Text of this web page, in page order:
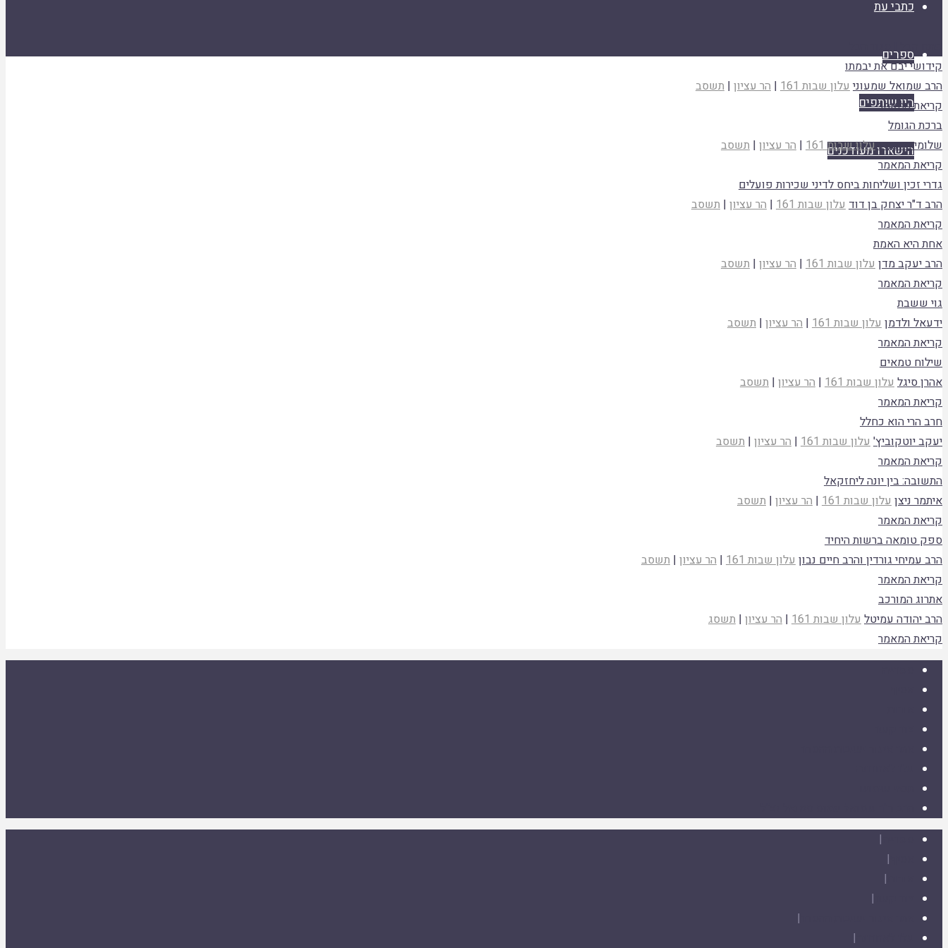
כתבי עת
ספרים
היו שותפים
הישארו מעודכנים
קידושי יבם את יבמתו
הרב שמואל שמעוניעלון שבות 161 | הר עציון | תשסב
קריאת המאמר
ברכת הגומל
שלומי רוזנברגעלון שבות 161 | הר עציון | תשסב
קריאת המאמר
גדרי זכין ושליחות ביחס לדיני שכירות פועלים
הרב ד"ר יצחק בן דודעלון שבות 161 | הר עציון | תשסב
קריאת המאמר
אחת היא האמת
הרב יעקב מדןעלון שבות 161 | הר עציון | תשסב
קריאת המאמר
גוי ששבת
ידעאל ולדמןעלון שבות 161 | הר עציון | תשסב
קריאת המאמר
שילוח טמאים
אהרן סיגלעלון שבות 161 | הר עציון | תשסב
קריאת המאמר
חרב הרי הוא כחלל
יעקב יוטקוביץ'עלון שבות 161 | הר עציון | תשסב
קריאת המאמר
התשובה: בין יונה ליחזקאל
איתמר ניצןעלון שבות 161 | הר עציון | תשסב
קריאת המאמר
ספק טומאה ברשות היחיד
הרב עמיחי גורדין והרב חיים נבוןעלון שבות 161 | הר עציון | תשסב
קריאת המאמר
אתרוג המורכב
הרב יהודה עמיטלעלון שבות 161 | הר עציון | תשסג
קריאת המאמר
|
|
|
|
|
|